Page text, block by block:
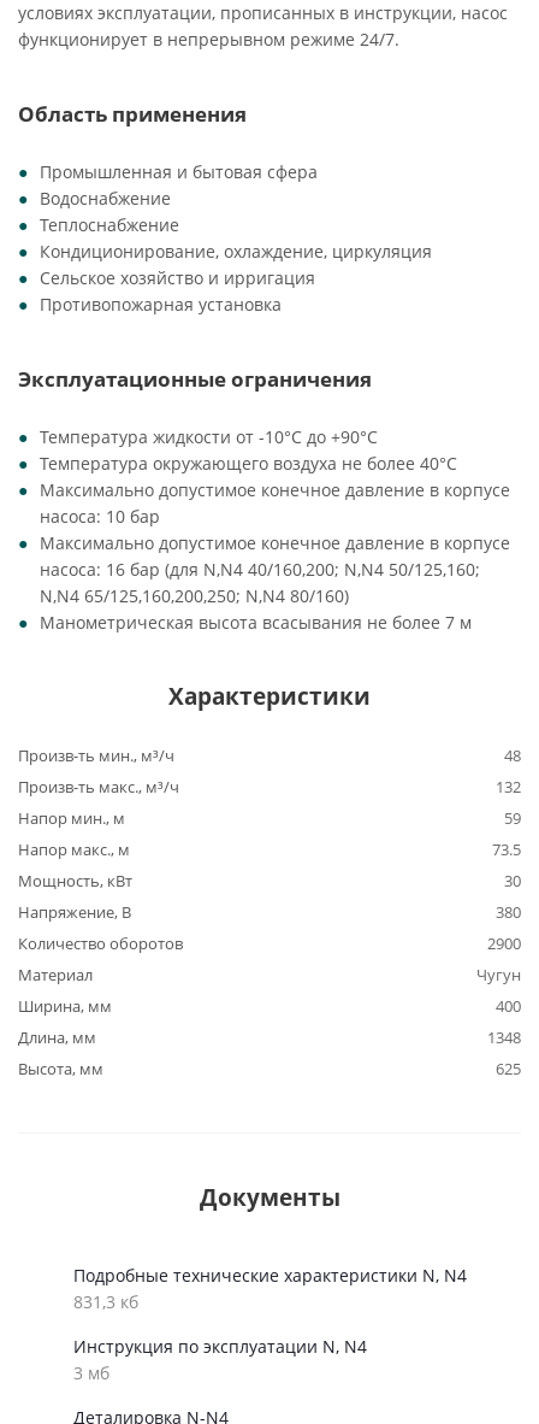
условиях эксплуатации, прописанных в инструкции, насос
функционирует в непрерывном режиме 24/7.
Область применения
Промышленная и бытовая сфера
Водоснабжение
Теплоснабжение
Кондиционирование, охлаждение, циркуляция
Сельское хозяйство и ирригация
Противопожарная установка
Эксплуатационные ограничения
Температура жидкости от -10°C до +90°C
Температура окружающего воздуха не более 40°C
Максимально допустимое конечное давление в корпусе
насоса: 10 бар
Максимально допустимое конечное давление в корпусе
насоса: 16 бар (для N,N4 40/160,200; N,N4 50/125,160;
N,N4 65/125,160,200,250; N,N4 80/160)
Манометрическая высота всасывания не более 7 м
Характеристики
Произв-ть мин., м³/ч
48
Произв-ть макс., м³/ч
132
Напор мин., м
59
Напор макс., м
73.5
Мощность, кВт
30
Напряжение, В
380
Количество оборотов
2900
Материал
Чугун
Ширина, мм
400
Длина, мм
1348
Высота, мм
625
Документы
Подробные технические характеристики N, N4
831,3 кб
Инструкция по эксплуатации N, N4
3 мб
Деталировка N-N4